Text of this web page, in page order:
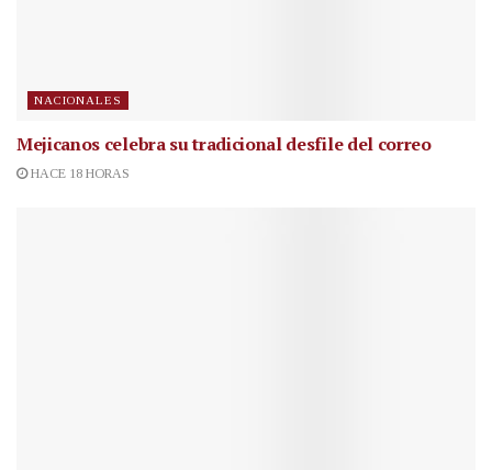
NACIONALES
Mejicanos celebra su tradicional desfile del correo
HACE 18 HORAS